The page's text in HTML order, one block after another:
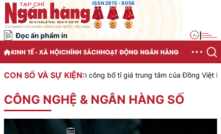
ISSN 2815 - 6056
Đọc ấn phẩm in
KINH TẾ - XÃ HỘICHÍNH SÁCHHOẠT ĐỘNG NGÂN HÀNG
CON SỐ VÀ SỰ KIỆN:
Việt Nam công bố tỉ giá trung tâm của Đồng Việt Nam với Đô
CÔNG NGHỆ & NGÂN HÀNG SỐ